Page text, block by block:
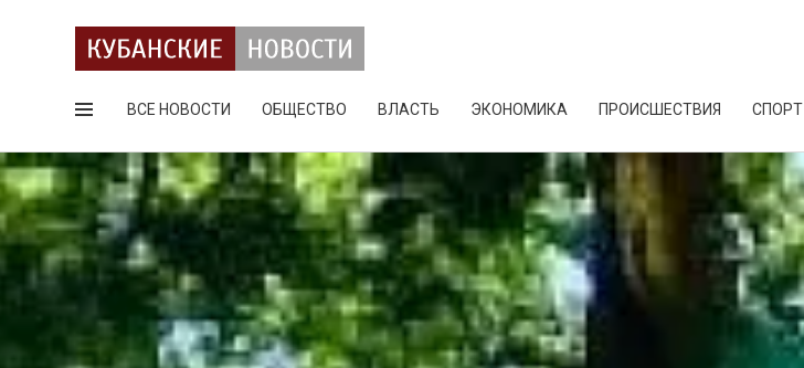
ВСЕ НОВОСТИ ОБЩЕСТВО ВЛАСТЬ ЭКОНОМИКА ПРОИСШЕСТВИЯ СПОРТ
Поиск по сайту